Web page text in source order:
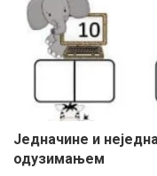
Једначине и
одузимањем